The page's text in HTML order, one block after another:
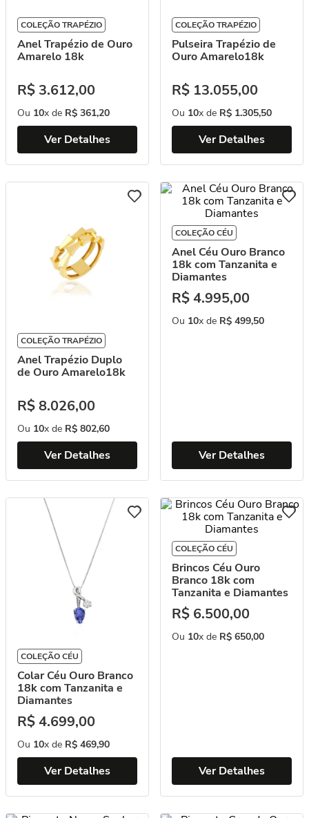
COLEÇÃO TRAPÉZIO
Anel Trapézio de Ouro
Amarelo 18k
R$ 3.612,00
Ou 10x de R$ 361,20
Ver Detalhes
COLEÇÃO TRAPÉZIO
Pulseira Trapézio de
Ouro Amarelo18k
R$ 13.055,00
Ou 10x de R$ 1.305,50
Ver Detalhes
COLEÇÃO TRAPÉZIO
Anel Trapézio Duplo
de Ouro Amarelo18k
R$8.026,00
Ou 10x de R$ 802,60
Ver Detalhes
COLEÇÃO CÉU
Anel Céu Ouro Branco
18k com Tanzanita e
Diamantes
R$4.995,00
Ou 10x de R$ 499,50
Ver Detalhes
COLEÇÃO CÉU
Colar Céu Ouro Branco
18k com Tanzanita e
Diamantes
R$4.699,00
Ou 10x de R$ 469,90
Ver Detalhes
COLEÇÃO CÉU
Brincos Céu Ouro
Branco 18k com
Tanzanita e Diamantes
R$ 6.500,00
Ou 10x de R$ 650,00
Ver Detalhes